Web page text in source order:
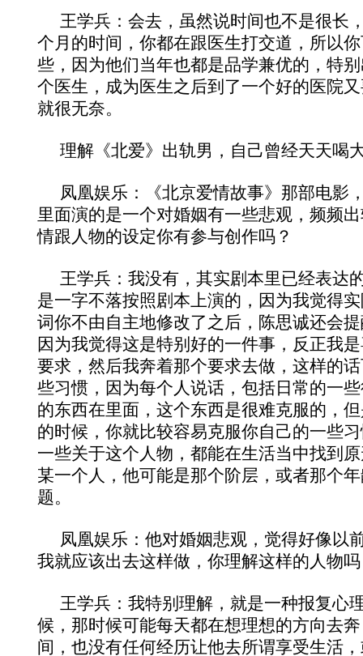
王学兵：会去，虽然说时间也不是很长
个月的时间，你都在跟医生打交道，所以
些，因为他们当年也都是品学兼优的，特
个医生，成为医生之后到了一个好的医院
就很无奈。
理解《北爱》出轨男，自己曾经天天喝
凤凰娱乐：《北京爱情故事》那部电影
里面演的是一个对婚姻有一些悲观，频频
情跟人物的设定你有参与创作吗？
王学兵：我没有，其实剧本里已经表达
是一字不落按照剧本上演的，因为我觉得
词你不由自主地修改了之后，陈思诚还会
因为我觉得这是特别好的一件事，反正我
要求，然后我奔着那个要求去做，这样的
些习惯，因为每个人说话，包括日常的一
的东西在里面，这个东西是很难克服的，
的时候，你就比较容易克服你自己的一些
一些关于这个人物，都能在生活当中找到
某一个人，他可能是那个阶层，或者那个
题。
凤凰娱乐：他对婚姻悲观，觉得好像以
我就应该出去这样做，你理解这样的人物
王学兵：我特别理解，就是一种报复心
候，那时候可能每天都在想理想的方向去
间，也没有任何经历让他去所谓享受生活